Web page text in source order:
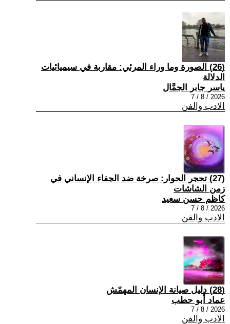
(26) الصورة وما وراء المرئي: مقاربة في سيميائيات
الدلالة
ياسر جابر الجمَّال
2026 / 8 / 7
الادب والفن
(27) تحجر الحوار: صرخة ضد الجفاء الإنساني في
زمن الشاشات
كاظم حسن سعيد
2026 / 8 / 7
الادب والفن
(28) دليل صيانة الإنسان المهمّش
عماد أبو حطب
2026 / 8 / 7
الادب والفن